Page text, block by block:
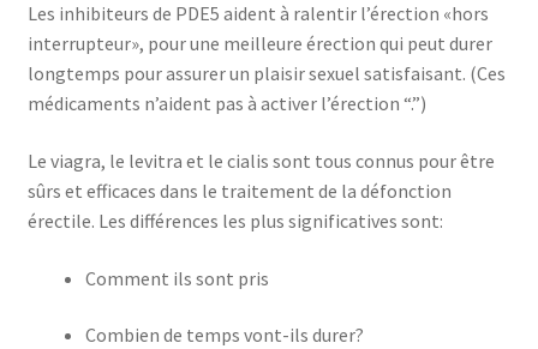
Les inhibiteurs de PDE5 aident à ralentir l’érection «hors
interrupteur», pour une meilleure érection qui peut durer
longtemps pour assurer un plaisir sexuel satisfaisant. (Ces
médicaments n’aident pas à activer l’érection “.”)
Le viagra, le levitra et le cialis sont tous connus pour être
sûrs et efficaces dans le traitement de la défonction
érectile. Les différences les plus significatives sont:
Comment ils sont pris
Combien de temps vont-ils durer?